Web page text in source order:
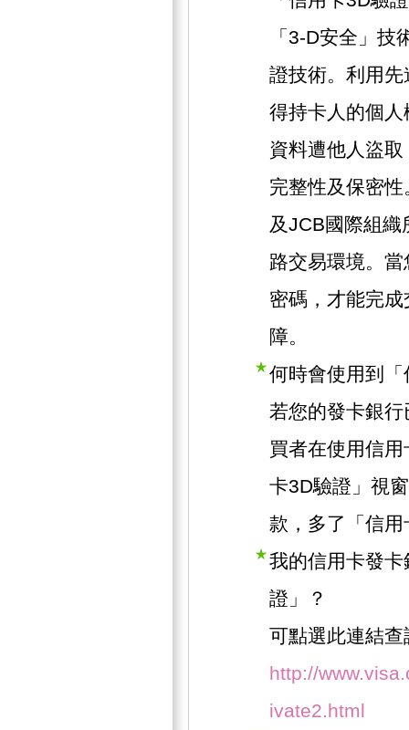
「3-D安全」
證技術。利用
得持卡人的個
資料遭他人盜
完整性及保密
及JCB國際組
路交易環境。
密碼，才能完
障。
何時會使用到
若您的發卡銀
買者在使用信
卡3D驗證」視
款，多了「信
我的信用卡發
證」？
可點選此連結查
http://
ivate2.html